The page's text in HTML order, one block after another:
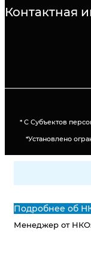
Контактная
* С Субъектов
*Установлено
Подробнее об
Менеджер от